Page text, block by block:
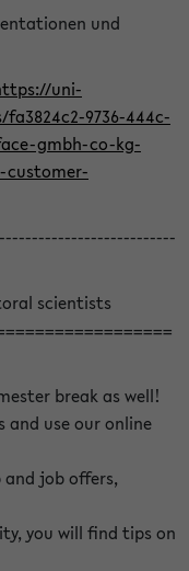
und
uni-
9736-444c-
gmbh-co-kg-
scientists
break as well!
and use our online
job offers,
you will find tips on